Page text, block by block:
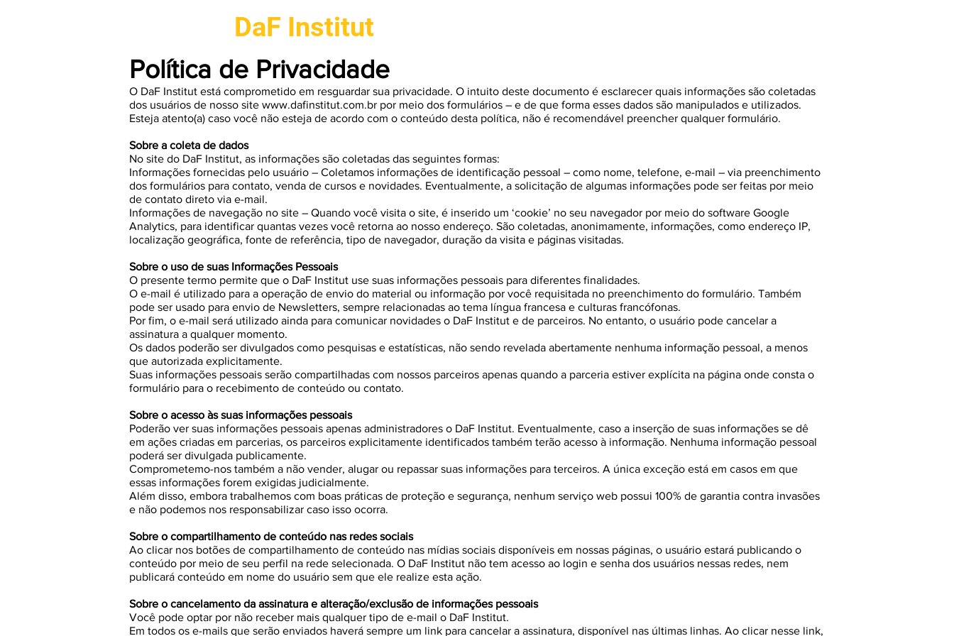
DaF Institut
Política de Privacidade
O DaF Institut está comprometido em resguardar sua privacidade. O intuito deste documento é esclarecer quais informações são coletadas
dos usuários de nosso site www.dafinstitut.com.br por meio dos formulários – e de que forma esses dados são manipulados e utilizados.
Esteja atento(a) caso você não esteja de acordo com o conteúdo desta política, não é recomendável preencher qualquer formulário.
Sobre a coleta de dados
No site do DaF Institut, as informações são coletadas das seguintes formas:
Informações fornecidas pelo usuário – Coletamos informações de identificação pessoal – como nome, telefone, e-mail – via preenchimento
dos formulários para contato, venda de cursos e novidades. Eventualmente, a solicitação de algumas informações pode ser feitas por meio
de contato direto via e-mail.
Informações de navegação no site – Quando você visita o site, é inserido um ‘cookie’ no seu navegador por meio do software Google
Analytics, para identificar quantas vezes você retorna ao nosso endereço. São coletadas, anonimamente, informações, como endereço IP,
localização geográfica, fonte de referência, tipo de navegador, duração da visita e páginas visitadas.
Sobre o uso de suas Informações Pessoais
O presente termo permite que o DaF Institut use suas informações pessoais para diferentes finalidades.
O e-mail é utilizado para a operação de envio do material ou informação por você requisitada no preenchimento do formulário. Também
pode ser usado para envio de Newsletters, sempre relacionadas ao tema língua francesa e culturas francófonas.
Por fim, o e-mail será utilizado ainda para comunicar novidades o DaF Institut e de parceiros. No entanto, o usuário pode cancelar a
assinatura a qualquer momento.
Os dados poderão ser divulgados como pesquisas e estatísticas, não sendo revelada abertamente nenhuma informação pessoal, a menos
que autorizada explicitamente.
Suas informações pessoais serão compartilhadas com nossos parceiros apenas quando a parceria estiver explícita na página onde consta o
formulário para o recebimento de conteúdo ou contato.
Sobre o acesso às suas informações pessoais
Poderão ver suas informações pessoais apenas administradores o DaF Institut. Eventualmente, caso a inserção de suas informações se dê
em ações criadas em parcerias, os parceiros explicitamente identificados também terão acesso à informação. Nenhuma informação pessoal
poderá ser divulgada publicamente.
Comprometemo-nos também a não vender, alugar ou repassar suas informações para terceiros. A única exceção está em casos em que
essas informações forem exigidas judicialmente.
Além disso, embora trabalhemos com boas práticas de proteção e segurança, nenhum serviço web possui 100% de garantia contra invasões
e não podemos nos responsabilizar caso isso ocorra.
Sobre o compartilhamento de conteúdo nas redes sociais
Ao clicar nos botões de compartilhamento de conteúdo nas mídias sociais disponíveis em nossas páginas, o usuário estará publicando o
conteúdo por meio de seu perfil na rede selecionada. O DaF Institut não tem acesso ao login e senha dos usuários nessas redes, nem
publicará conteúdo em nome do usuário sem que ele realize esta ação.
Sobre o cancelamento da assinatura e alteração/exclusão de informações pessoais
Você pode optar por não receber mais qualquer tipo de e-mail o DaF Institut.
Em todos os e-mails que serão enviados haverá sempre um link para cancelar a assinatura, disponível nas últimas linhas. Ao clicar nesse link,